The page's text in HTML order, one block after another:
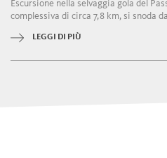
Escursione nella selvaggia gola del
complessiva di circa 7,8 km, si snoda
LEGGI DI PIÙ